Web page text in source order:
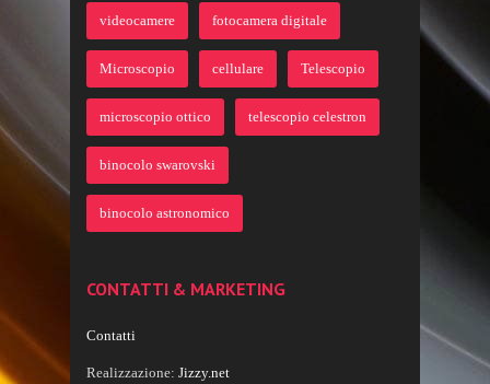
videocamere fotocamera digitale
Microscopio cellulare Telescopio
microscopio ottico telescopio celestron
binocolo swarovski
binocolo astronomico
CONTATTI & MARKETING
Contatti
Realizzazione: Jizzy.net